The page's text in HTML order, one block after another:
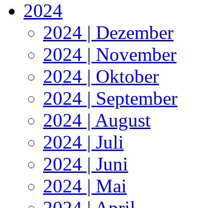
2024
2024 | Dezember
2024 | November
2024 | Oktober
2024 | September
2024 | August
2024 | Juli
2024 | Juni
2024 | Mai